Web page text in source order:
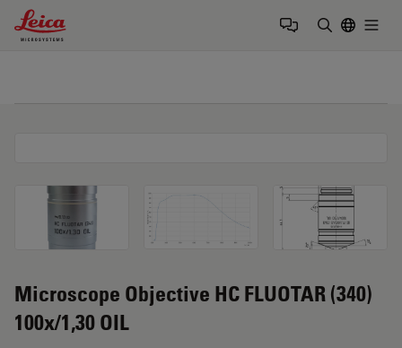
Leica Microsystems Logo
Microscope Objective HC FLUOTAR (340)
100x/1,30 OIL